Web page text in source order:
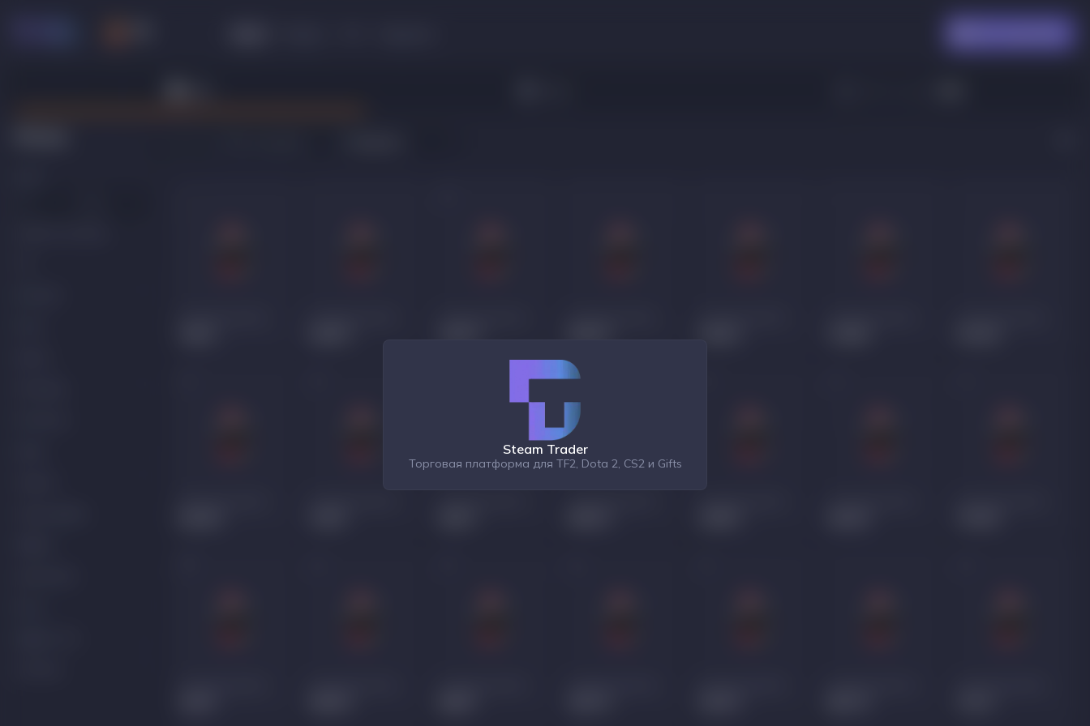
Steam Trader
Торговая платформа для TF2, Dota 2, CS2 и Gifts